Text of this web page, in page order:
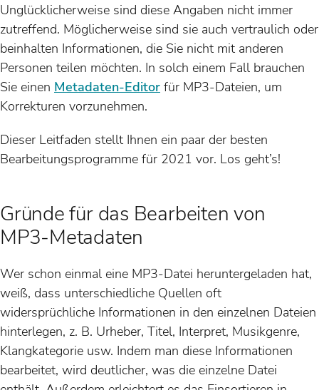
Unglücklicherweise sind diese Angaben nicht immer
zutreffend. Möglicherweise sind sie auch vertraulich oder
beinhalten Informationen, die Sie nicht mit anderen
Personen teilen möchten. In solch einem Fall brauchen
Sie einen Metadaten-Editor für MP3-Dateien, um
Korrekturen vorzunehmen.
Dieser Leitfaden stellt Ihnen ein paar der besten
Bearbeitungsprogramme für 2021 vor. Los geht’s!
Gründe für das Bearbeiten von
MP3-Metadaten
Wer schon einmal eine MP3-Datei heruntergeladen hat,
weiß, dass unterschiedliche Quellen oft
widersprüchliche Informationen in den einzelnen Dateien
hinterlegen, z. B. Urheber, Titel, Interpret, Musikgenre,
Klangkategorie usw. Indem man diese Informationen
bearbeitet, wird deutlicher, was die einzelne Datei